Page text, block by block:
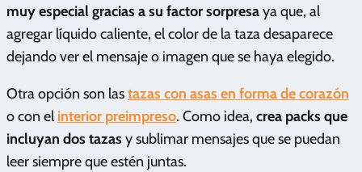
muy especial gracias a su factor sorpresaya que, al
agregar líquido caliente, el color de la taza desaparece
dejando ver el mensaje o imagen que se haya elegido.
Otra opción son lastazas con asas en forma de corazón
o con el interior preimpreso. Como idea, crea packs que
incluyan dos tazas y sublimar mensajes que se puedan
leer siempre que estén juntas.